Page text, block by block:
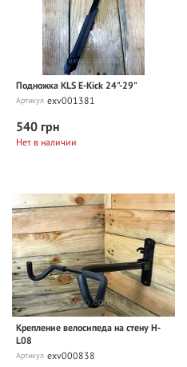
Подножка KLS E-Kick 24"-29"
Артикул exv001381
540 грн
Нет в наличии
Крепление велосипеда на стену H-
L08
Артикул exv000838